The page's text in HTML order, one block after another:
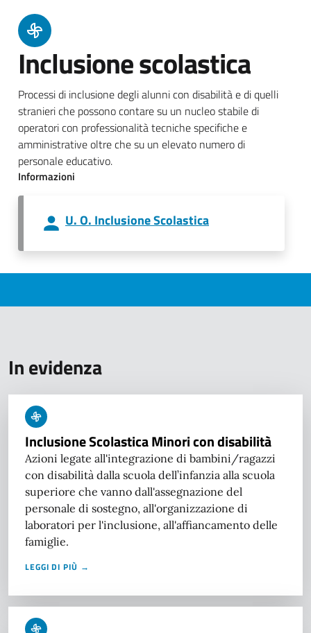
Inclusione scolastica
Processi di inclusione degli alunni con disabilità e di quelli
stranieri che possono contare su un nucleo stabile di
operatori con professionalità tecniche specifiche e
amministrative oltre che su un elevato numero di
personale educativo.
Informazioni
U. O. Inclusione Scolastica
In evidenza
Inclusione Scolastica Minori con disabilità
Azioni legate all'integrazione di bambini/ragazzi
con disabilità dalla scuola dell’infanzia alla scuola
superiore che vanno dall'assegnazione del
personale di sostegno, all'organizzazione di
laboratori per l'inclusione, all'affiancamento delle
famiglie.
LEGGI DI PIÙ →